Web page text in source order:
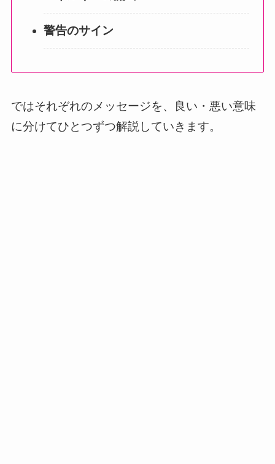
警告のサイン
ではそれぞれのメッセージを、良い・悪い意味
に分けてひとつずつ解説していきます。